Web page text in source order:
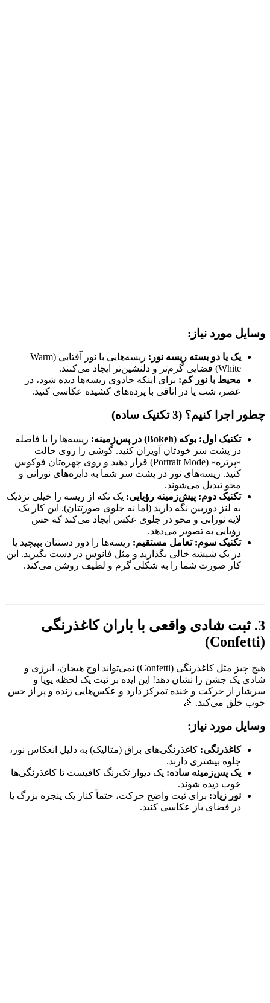
وسایل مورد نیاز:
یک یا دو بسته ریسه نور:
ریسه‌هایی با نور آفتابی (Warm
White) فضایی گرم‌تر و دلنشین‌تر ایجاد می‌کنند.
محیط با نور کم: برای اینکه جادوی ریسه‌ها دیده شود، در
عصر، شب یا در اتاقی با پرده‌های کشیده عکاسی کنید.
چطور اجرا کنیم؟ (3 تکنیک ساده)
تکنیک اول: بوکه (Bokeh) در پس‌زمینه:
ریسه‌ها را با فاصله
در پشت سر خودتان آویزان کنید. گوشی را روی حالت
«پرتره» (Portrait Mode) قرار دهید و روی چهره‌تان فوکوس
کنید. ریسه‌های نور در پشت سر شما به دایره‌های نورانی و
محو تبدیل می‌شوند.
تکنیک دوم: پیش‌زمینه رؤیایی: یک تکه از ریسه را خیلی نزدیک
به لنز دوربین نگه دارید (اما نه جلوی صورتتان). این کار یک
لایه نورانی و محو در جلوی عکس ایجاد می‌کند که حس
رؤیایی به تصویر می‌دهد.
تکنیک سوم: تعامل مستقیم: ریسه‌ها را دور دستتان بپیچید یا
در یک شیشه خالی بگذارید و مثل فانوس در دست بگیرید. این
کار صورت شما را به شکلی گرم و لطیف روشن می‌کند.
3. ثبت شادی واقعی با باران کاغذرنگی
(Confetti)
هیچ چیز مثل کاغذرنگی (Confetti) نمی‌تواند اوج هیجان، انرژی و
شادی یک جشن را نشان دهد! این ایده بر ثبت یک لحظه پویا و
سرشار از حرکت و خنده تمرکز دارد و عکس‌هایی زنده و پر از حس
خوب خلق می‌کند. 🎉
وسایل مورد نیاز:
کاغذرنگی: کاغذرنگی‌های براق (متالیک) به دلیل انعکاس نور،
جلوه بیشتری دارند.
یک پس‌زمینه ساده: یک دیوار تک‌رنگ کافیست تا کاغذرنگی‌ها
خوب دیده شوند.
نور زیاد: برای ثبت واضح حرکت، حتماً کنار یک پنجره بزرگ یا
در فضای باز عکاسی کنید.